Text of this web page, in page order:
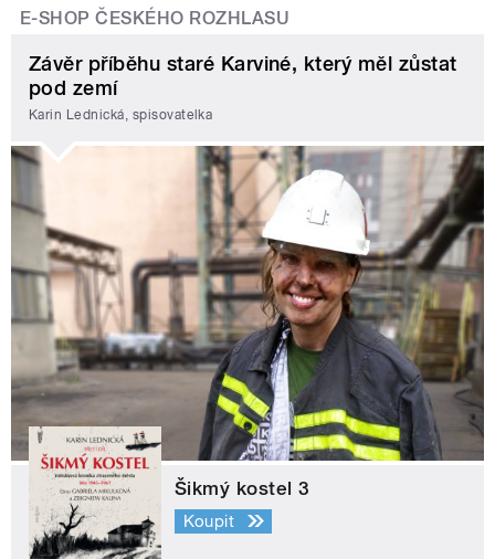
E-SHOP ČESKÉHO ROZHLASU
Závěr příběhu staré Karviné, který měl zůstat
pod zemí
Karin Lednická, spisovatelka
Šikmý kostel 3
Koupit